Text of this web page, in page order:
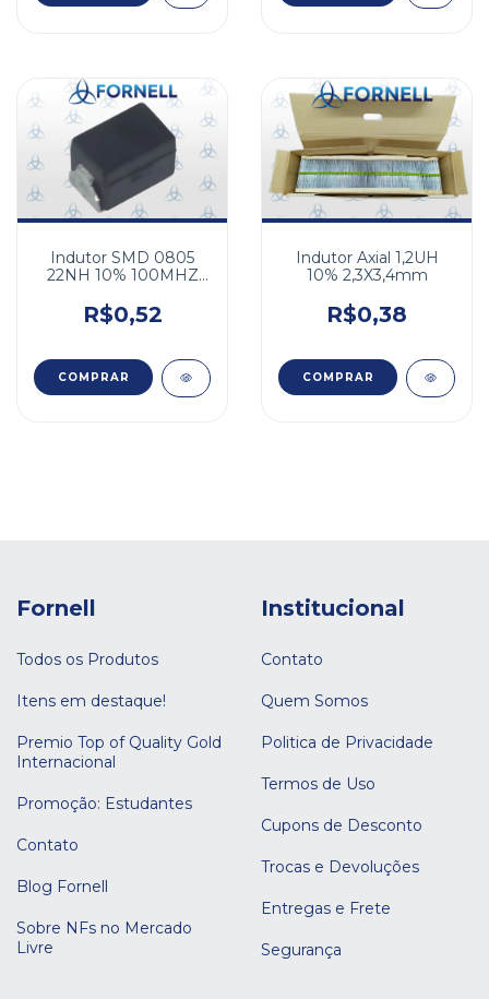
Indutor SMD 0805
22NH 10% 100MHZ
R$0,52
Indutor Axial 1,2UH
10% 2,3X3,4mm
R$0,38
Fornell
Todos os Produtos
Itens em destaque!
Premio Top of Quality Gold
Internacional
Promoção: Estudantes
Contato
Blog Fornell
Sobre NFs no Mercado
Livre
Institucional
Contato
Quem Somos
Politica de Privacidade
Termos de Uso
Cupons de Desconto
Trocas e Devoluções
Entregas e Frete
Segurança